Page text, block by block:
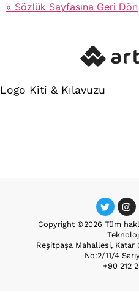
« Sözlük Sayfasına Geri Dön
Logo Kiti & Kılavuzu
Copyright ©2026 Tüm
Reşitpaşa Mahallesi, Katar
No:2/11/4
+90 212